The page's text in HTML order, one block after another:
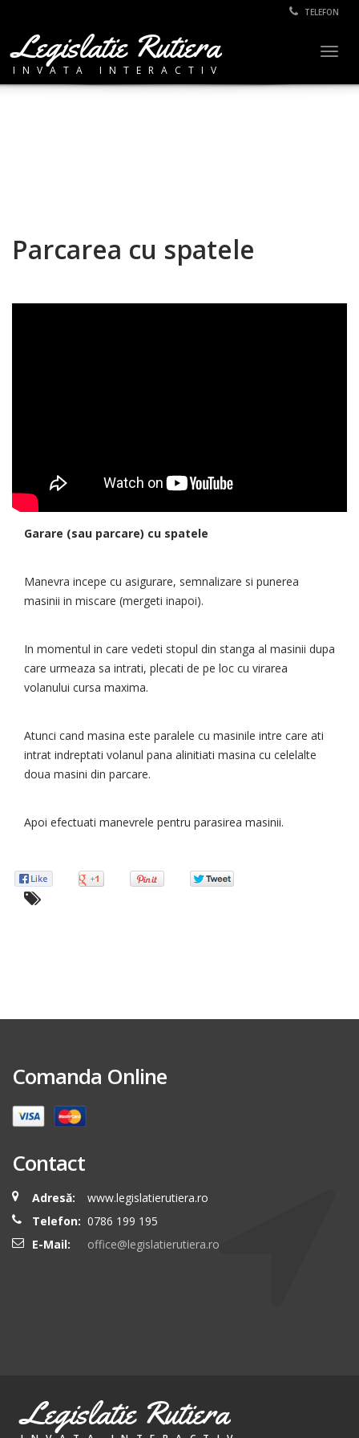
TELEFON
Legislatie Rutiera
INVATA INTERACTIV
Parcarea cu spatele
Garare (sau parcare) cu spatele
Manevra incepe cu asigurare, semnalizare si punerea
masinii in miscare (mergeti inapoi).
In momentul in care vedeti stopul din stanga al masinii dupa
care urmeaza sa intrati, plecati de pe loc cu virarea
volanului cursa maxima.
Atunci cand masina este paralele cu masinile intre care ati
intrat indreptati volanul pana alinitiati masina cu celelalte
doua masini din parcare.
Apoi efectuati manevrele pentru parasirea masinii.
Comanda Online
Contact
Adresă:
www.legislatierutiera.ro
Telefon: 0786 199 195
E-Mail:
office@legislatierutiera.ro
Legislatie Rutiera